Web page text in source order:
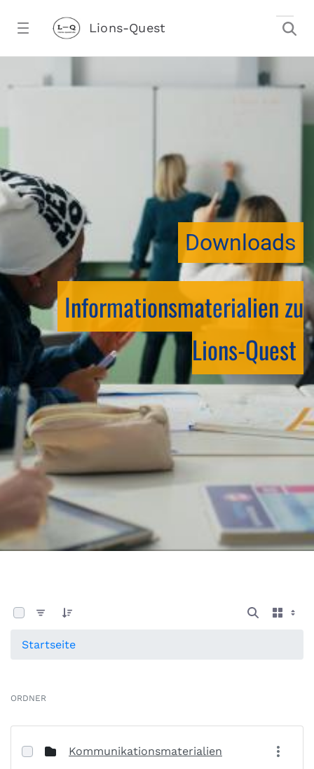
Lions-Quest
Downloads
Informationsmaterialien zu
Lions-Quest
0 von 13 Elemente ausgewählt
Startseite
ORDNER
Kommunikationsmaterialien